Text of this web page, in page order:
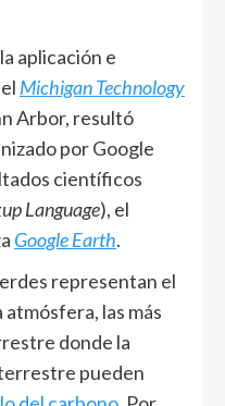
aplicación e
Michigan Technology
Arbor, resultó
por Google
científicos
Language), el
Google Earth.
representan el
atmósfera, las más
donde la
pueden